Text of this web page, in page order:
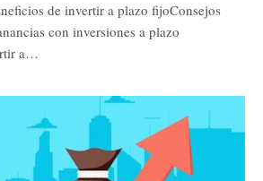
de invertir a plazo fijoConsejos
con inversiones a plazo
a…